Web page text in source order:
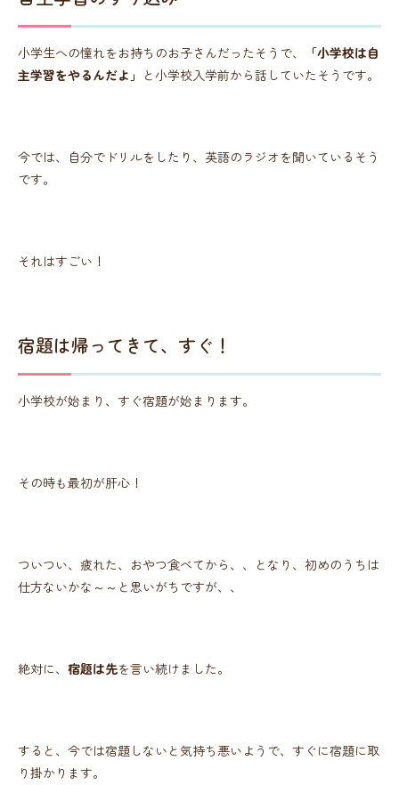
小学生への憧れをお持ちのお子さんだったそうで、
「小学校は自
主学習をやるんだよ」 と小学校入学前から話していたそうです。
今では、自分でドリルをしたり、英語のラジオを聞いているそう
です。
それはすごい！
宿題は帰ってきて、すぐ！
小学校が始まり、すぐ宿題が始まります。
その時も最初が肝心！
ついつい、疲れた、おやつ食べてから、、となり、初めのうちは
仕方ないかな～～と思いがちですが、、
絶対に、 宿題は先を言い続けました。
すると、今では宿題しないと気持ち悪いようで、すぐに宿題に取
り掛かります。